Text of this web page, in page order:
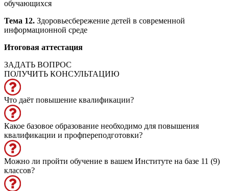
обучающихся
Тема 12. Здоровьесбережение детей в современной
информационной среде
Итоговая аттестация
ЗАДАТЬ ВОПРОС
ПОЛУЧИТЬ КОНСУЛЬТАЦИЮ
Что даёт повышение квалификации?
Какое базовое образование необходимо для повышения
квалификации и профпереподготовки?
Можно ли пройти обучение в вашем Институте на базе 11 (9)
классов?